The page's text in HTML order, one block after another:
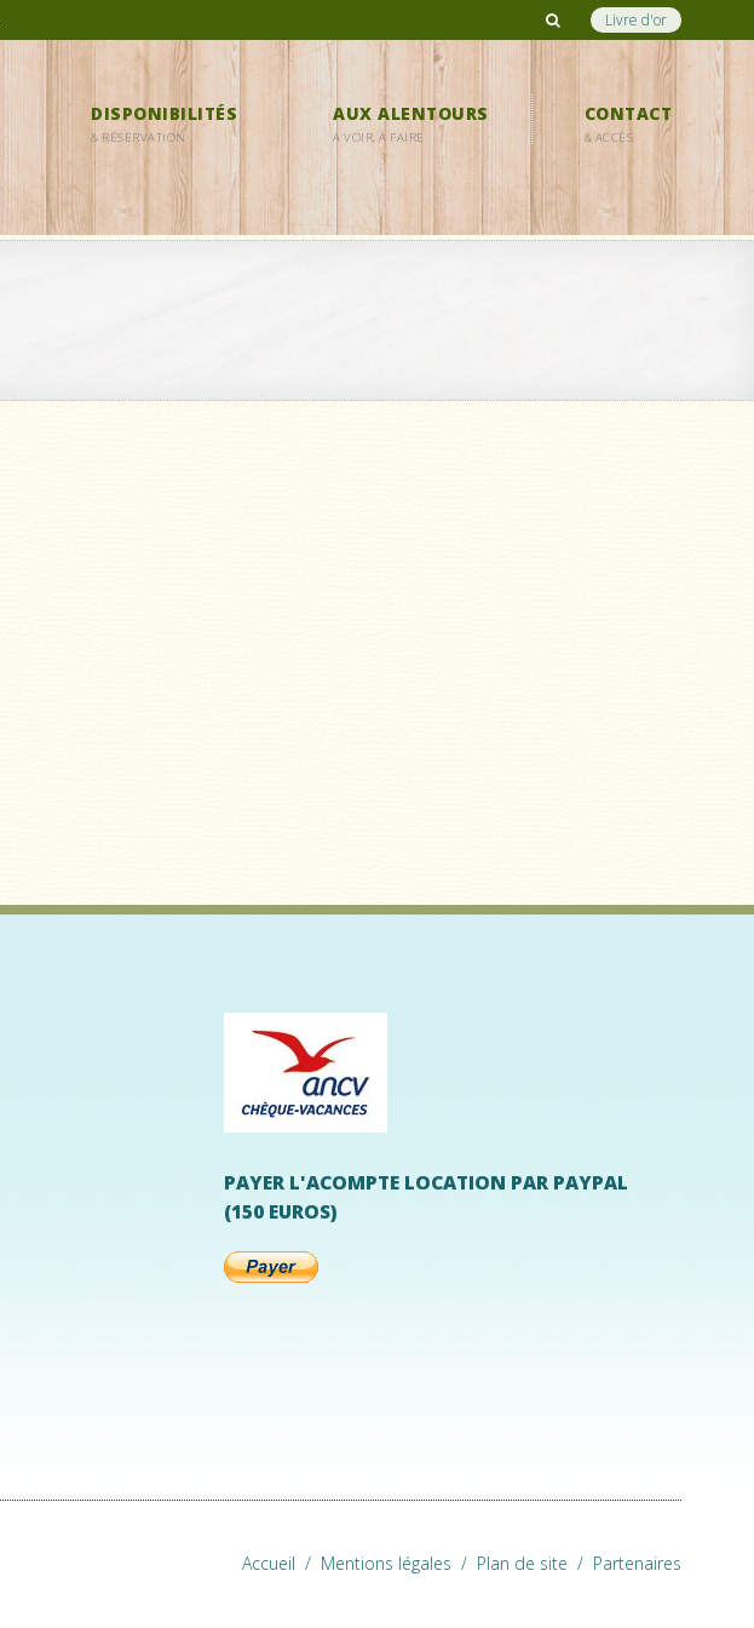
Livre d'or
DISPONIBILITÉS
& RÉSERVATION
AUX ALENTOURS
A VOIR, À FAIRE
CONTACT
& ACCÈS
PAYER L'ACOMPTE LOCATION PAR PAYPAL
(150 EUROS)
Accueil / Mentions légales / Plan de site / Partenaires